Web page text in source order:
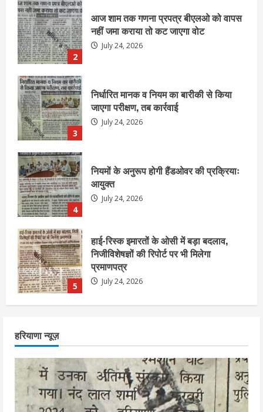
3
निर्धारित मानक व नियम का बारीकी से किया
जाएगा परीक्षण, तब कार्रवाई
July 24, 2026
4
नियमों के अनुरूप होगी हैंडओवर की प्रक्रियाः
आयुक्त
July 24, 2026
5
हाई-रिस्क इमारतों के ओसी में बड़ा बदलाव,
निजीविशेषज्ञों की रिपोर्ट पर भी मिलेगा
प्रमाणपत्र
July 24, 2026
1
एचईआरसी के अध्यक्ष नंद लाल का निधन
July 24, 2026
निर्धारित मानक व नियम का बारीकी से किया
हरियाणा न्यूज़